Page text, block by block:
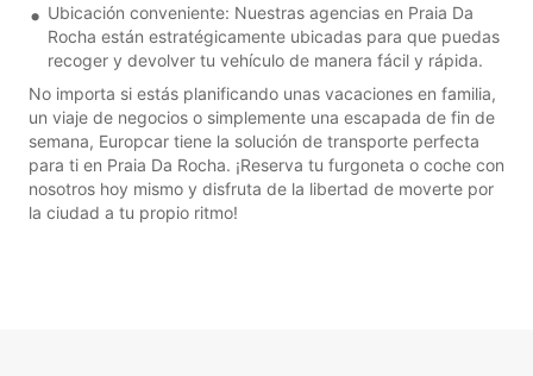
Ubicación conveniente: Nuestras agencias en Praia Da
Rocha están estratégicamente ubicadas para que puedas
recoger y devolver tu vehículo de manera fácil y rápida.
No importa si estás planificando unas vacaciones en familia,
un viaje de negocios o simplemente una escapada de fin de
semana, Europcar tiene la solución de transporte perfecta
para ti en Praia Da Rocha. ¡Reserva tu furgoneta o coche con
nosotros hoy mismo y disfruta de la libertad de moverte por
la ciudad a tu propio ritmo!